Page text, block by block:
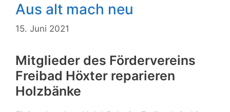
Aus alt mach neu
15. Juni 2021
Mitglieder des Fördervereins
Freibad Höxter reparieren
Holzbänke